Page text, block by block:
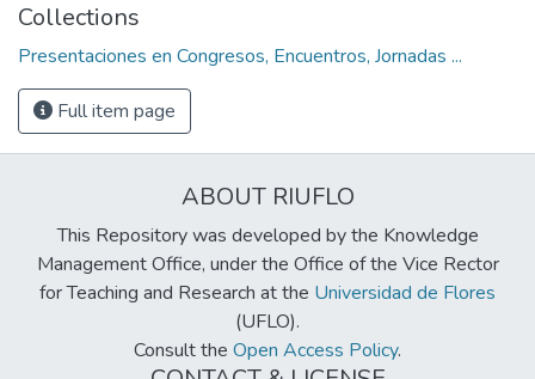
Collections
Presentaciones en Congresos, Encuentros, Jornadas ...
Full item page
ABOUT RIUFLO
This Repository was developed by the Knowledge
Management Office, under the Office of the Vice Rector
for Teaching and Research at the Universidad de Flores
(UFLO).
Consult the Open Access Policy.